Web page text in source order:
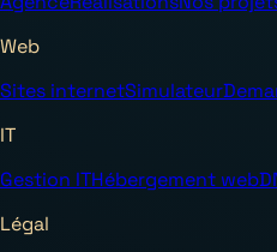
Web
Sites internetSimulateur
IT
Gestion ITHébergement web
Légal